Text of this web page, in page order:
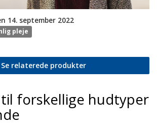
14. september 2022
pleje
Se relaterede produkter
forskellige hudtyper